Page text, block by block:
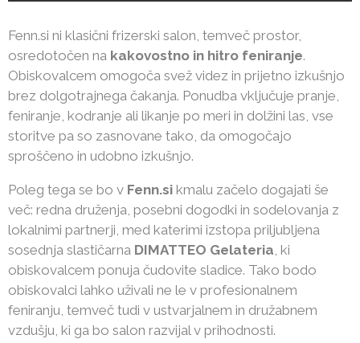
Fenn.si ni klasični frizerski salon, temveč prostor,
osredotočen na kakovostno in hitro feniranje.
Obiskovalcem omogoča svež videz in prijetno izkušnjo
brez dolgotrajnega čakanja. Ponudba vključuje pranje,
feniranje, kodranje ali likanje po meri in dolžini las, vse
storitve pa so zasnovane tako, da omogočajo
sproščeno in udobno izkušnjo.
Poleg tega se bo v Fenn.si kmalu začelo dogajati še
več: redna druženja, posebni dogodki in sodelovanja z
lokalnimi partnerji, med katerimi izstopa priljubljena
sosednja slastičarna DIMATTEO Gelateria , ki
obiskovalcem ponuja čudovite sladice. Tako bodo
obiskovalci lahko uživali ne le v profesionalnem
feniranju, temveč tudi v ustvarjalnem in družabnem
vzdušju, ki ga bo salon razvijal v prihodnosti.